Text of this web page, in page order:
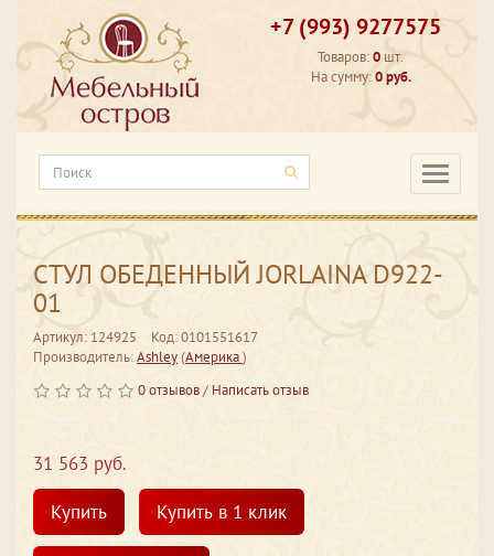
+7 (993) 9277575
Товаров:0 шт.
На сумму:0 руб.
СТУЛ ОБЕДЕННЫЙ JORLAINA D922-
01
Артикул: 124925
Код: 0101551617
Производитель:Ashley(Америка)
0 отзывов/ Написать отзыв
31 563 руб.
Купить
Купить в 1 клик